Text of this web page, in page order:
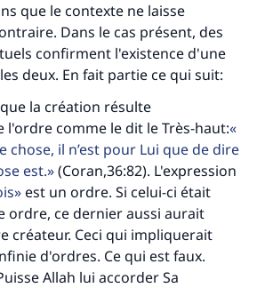
que le contexte ne laisse
Dans le cas présent, des
confirment l'existence d'une
deux. En fait partie ce qui suit:
la création résulte
l'ordre comme le dit le Très-haut:
chose, il n’est pour Lui que de dire
est. (Coran,36:82). L'expression
est un ordre. Si celui-ci était
ordre, ce dernier aussi aurait
créateur. Ceci qui impliquerait
d'ordres. Ce qui est faux.
Allah lui accorder Sa